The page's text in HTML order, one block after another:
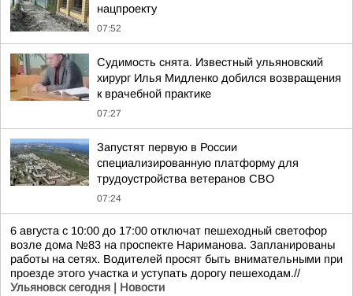
нацпроекту
07:52
Судимость снята. Известный ульяновский
хирург Илья Мидленко добился возвращения
к врачебной практике
07:27
Запустят первую в России
специализированную платформу для
трудоустройства ветеранов СВО
07:24
6 августа с 10:00 до 17:00 отключат пешеходный светофор
возле дома №83 на проспекте Нариманова. Запланированы
работы на сетях. Водителей просят быть внимательными при
проезде этого участка и уступать дорогу пешеходам.//
Ульяновск сегодня | Новости